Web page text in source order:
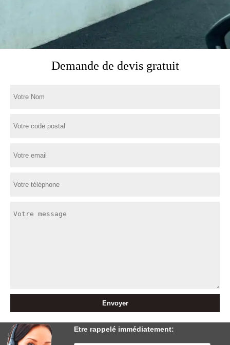
Demande de devis gratuit
Etre rappelé immédiatement: